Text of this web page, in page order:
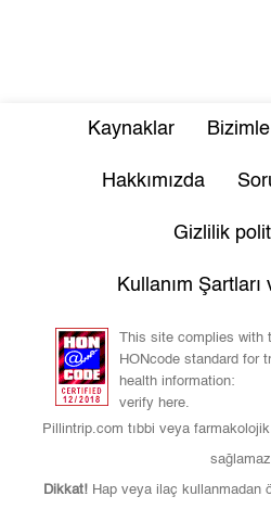
Kaynaklar
Hakkımızda
Gizlilik
Kullanım Şartları
This site complies with
HONcode standard for
health information:
verify here.
Pillintrip.com tıbbi veya
Dikkat! Hap veya ilaç kullanmadan